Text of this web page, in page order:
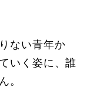
ない青年か
いく姿に、誰
。